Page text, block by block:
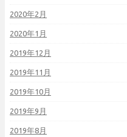
2020年2月
2020年1月
2019年12月
2019年11月
2019年10月
2019年9月
2019年8月